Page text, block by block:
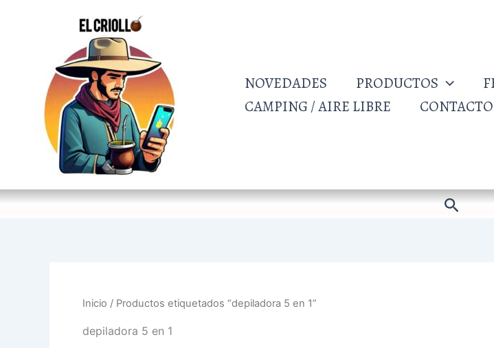
NOVEDADES PRODUCTOS
CAMPING / AIRE LIBRE
CONTACTO
Inicio / Productos etiquetados “depiladora 5 en 1”
depiladora 5 en 1